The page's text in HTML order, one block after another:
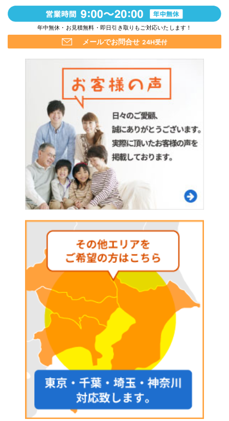
年中無休・お見積無料・即日引き取りもご対応いたします！
メールでお問合せ 24H受付